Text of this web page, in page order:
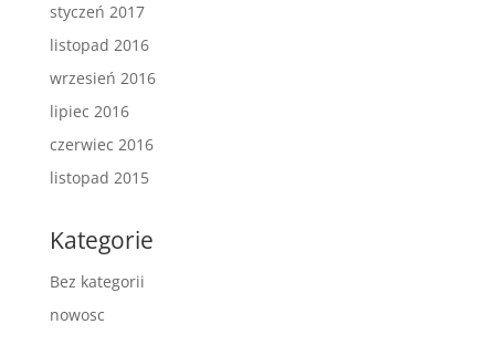
styczeń 2017
listopad 2016
wrzesień 2016
lipiec 2016
czerwiec 2016
listopad 2015
Kategorie
Bez kategorii
nowosc